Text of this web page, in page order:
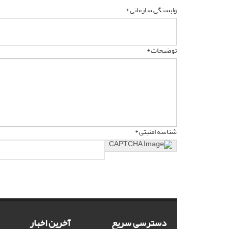
وابستگی سازمانی *
توضیحات *
شناسه امنیتی *
دسترسی سریع آخرین اخبار